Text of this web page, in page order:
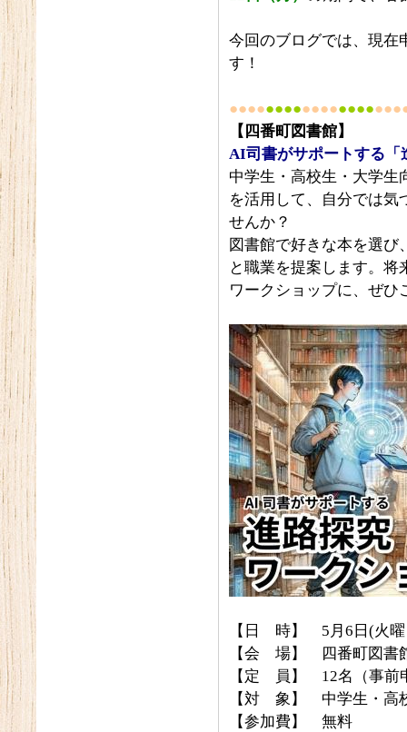
今回のブログでは、現在
す！
●●●●●●●●●●●●●●●●
【四番町図書館】
AI司書がサポートする「
中学生・高校生・大学生
を活用して、自分では気
せんか？
図書館で好きな本を選
と職業を提案します。
ワークショップに、ぜひ
【日 時】 5月6日(火曜
【会 場】 四番町図書
【定 員】 12名（事前
【対 象】 中学生・高
【参加費】 無料